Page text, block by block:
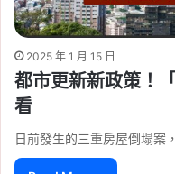
2025 年 1 月 15 日
都市更新新政策！
看
日前發生的三重房屋倒塌案